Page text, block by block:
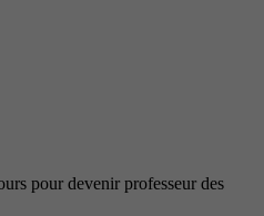
pour devenir professeur des